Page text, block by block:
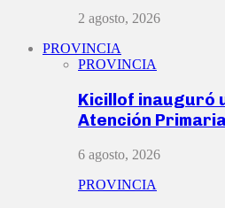
2 agosto, 2026
PROVINCIA
PROVINCIA
Kicillof inauguró
Atención
6 agosto, 2026
PROVINCIA